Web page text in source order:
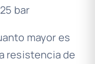
bar
mayor es
resistencia de